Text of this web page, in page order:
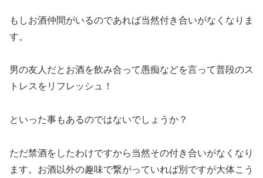
もしお酒仲間がいるのであれば当然付き合いがなくなりま
す。
男の友人だとお酒を飲み合って愚痴などを言って普段のス
トレスをリフレッシュ！
といった事もあるのではないでしょうか？
ただ禁酒をしたわけですから当然その付き合いがなくなり
ます。お酒以外の趣味で繋がっていれば別ですが大体こう